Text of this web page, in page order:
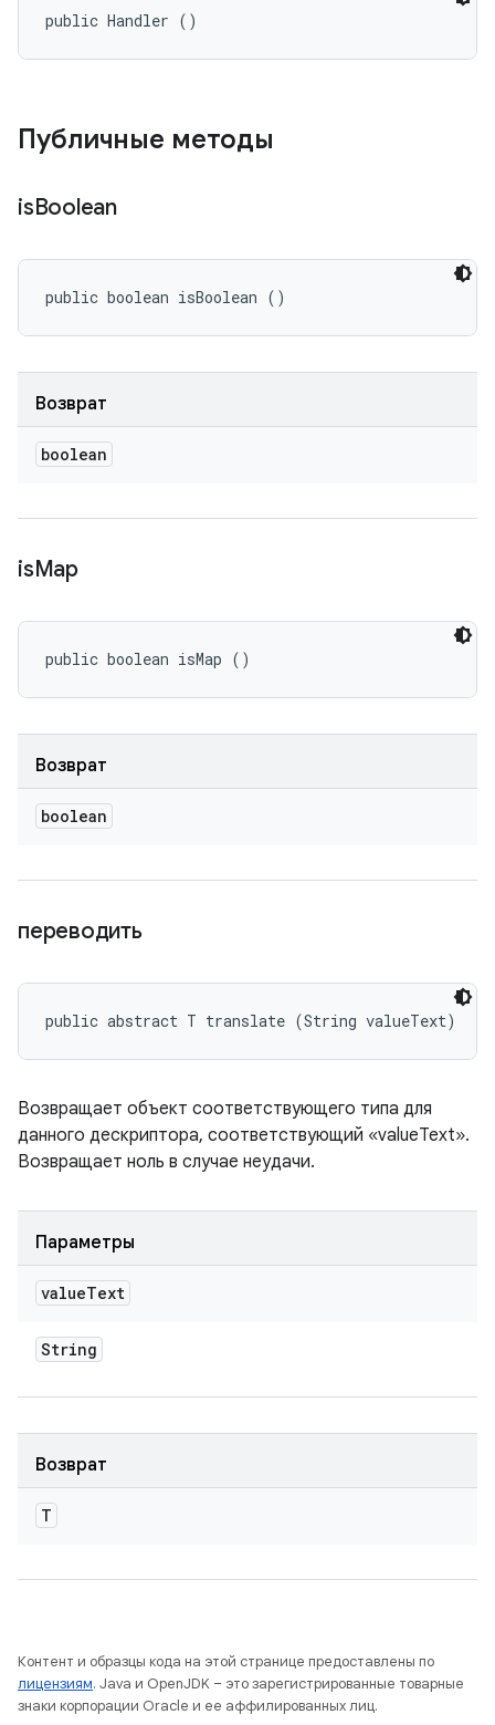
public Handler ()
Публичные методы
isBoolean
public boolean isBoolean ()
Возврат
boolean
isMap
public boolean isMap ()
Возврат
boolean
переводить
public abstract T translate (String valueText)
Возвращает объект соответствующего типа для
данного дескриптора, соответствующий «valueText».
Возвращает ноль в случае неудачи.
Параметры
valueText
String
Возврат
T
Контент и образцы кода на этой странице предоставлены по
лицензиям. Java и OpenJDK – это зарегистрированные товарные
знаки корпорации Oracle и ее аффилированных лиц.